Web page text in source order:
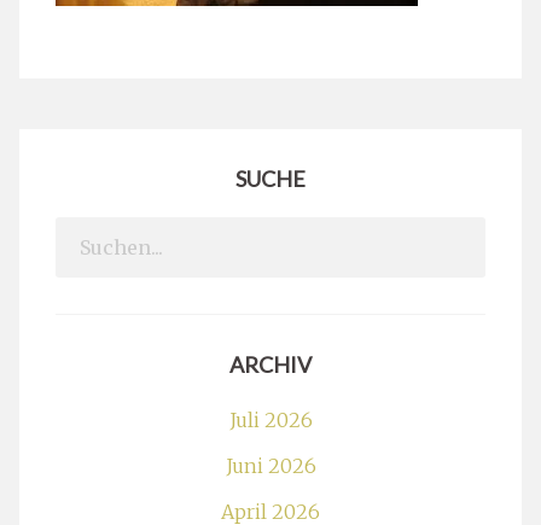
SUCHE
Search
ARCHIV
Juli 2026
Juni 2026
April 2026